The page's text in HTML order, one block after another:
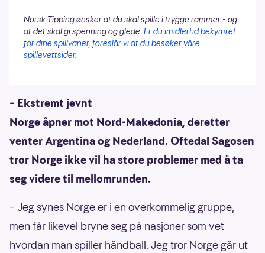
Norsk Tipping ønsker at du skal spille i trygge rammer - og
at det skal gi spenning og glede. Er du imidlertid bekymret
for dine spillvaner, foreslår vi at du besøker våre
spillevettsider.
– Ekstremt jevnt
Norge åpner mot Nord-Makedonia, deretter
venter Argentina og Nederland. Oftedal Sagosen
tror Norge ikke vil ha store problemer med å ta
seg videre til mellomrunden.
– Jeg synes Norge er i en overkommelig gruppe,
men får likevel bryne seg på nasjoner som vet
hvordan man spiller håndball. Jeg tror Norge går ut